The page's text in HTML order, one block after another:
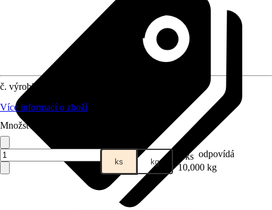
č. výrobku
Více informací o zboží
Množství (ks)
ks kg 1 ks odpovídá
10,000 kg